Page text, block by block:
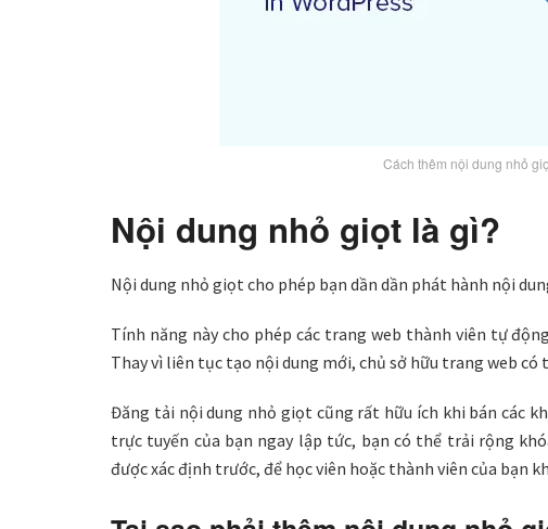
Cách thêm nội dung nhỏ
Nội dung nhỏ giọt là gì?
Nội dung nhỏ giọt cho phép bạn dần dần phát hành nội
Tính năng này cho phép các trang web thành viên tự
Thay vì liên tục tạo nội dung mới, chủ sở hữu trang web có
Đăng tải nội dung nhỏ giọt cũng rất hữu ích khi bán các
trực tuyến của bạn ngay lập tức, bạn có thể trải rộng
được xác định trước, để học viên hoặc thành viên của bạn